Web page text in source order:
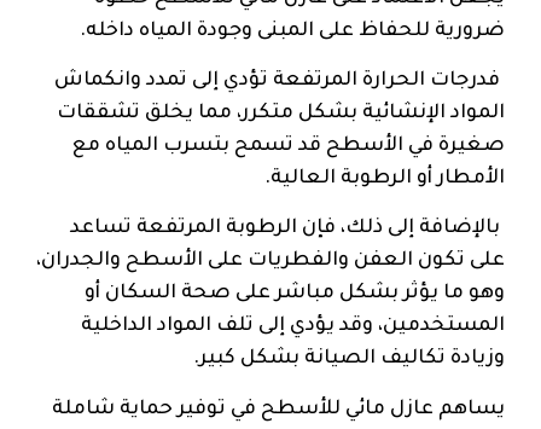
ضرورية للحفاظ على المبنى وجودة المياه داخله.
فدرجات الحرارة المرتفعة تؤدي إلى تمدد وانكماش
المواد الإنشائية بشكل متكرر، مما يخلق تشققات
صغيرة في الأسطح قد تسمح بتسرب المياه مع
الأمطار أو الرطوبة العالية.
بالإضافة إلى ذلك، فإن الرطوبة المرتفعة تساعد
على تكون العفن والفطريات على الأسطح والجدران،
وهو ما يؤثر بشكل مباشر على صحة السكان أو
المستخدمين، وقد يؤدي إلى تلف المواد الداخلية
وزيادة تكاليف الصيانة بشكل كبير.
يساهم عازل مائي للأسطح في توفير حماية شاملة